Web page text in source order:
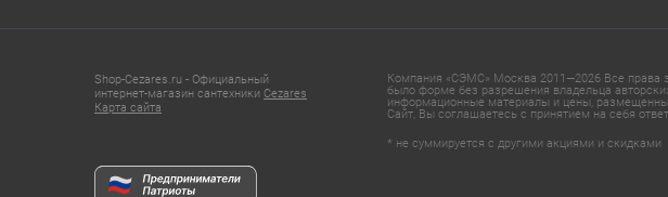
Shop-Cezares.ru - Официальный
интернет-магазин сантехники Cezares
Карта сайта
Компания «СЭМС» Москва 2011—2026 Все права
было форме без разрешения владельца
информационные материалы и цены,
Сайт, Вы соглашаетесь с принятием на себя
* не суммируется с другими акциями и скидками